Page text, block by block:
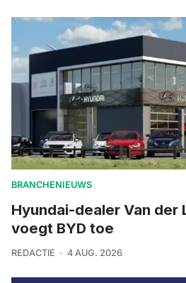
BRANCHENIEUWS
Hyundai-dealer Van der
voegt BYD toe
REDACTIE 4 AUG. 2026